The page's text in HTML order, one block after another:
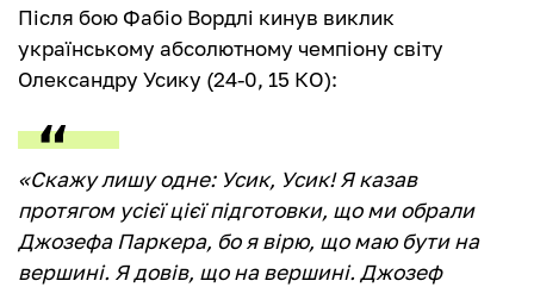
Після бою Фабіо Вордлі кинув виклик
українському абсолютному чемпіону світу
Олександру Усику (24-0, 15 КО):
«Скажу лишу одне: Усик, Усик! Я казав
протягом усієї цієї підготовки, що ми обрали
Джозефа Паркера, бо я вірю, що маю бути на
вершині. Я довів, що на вершині. Джозеф